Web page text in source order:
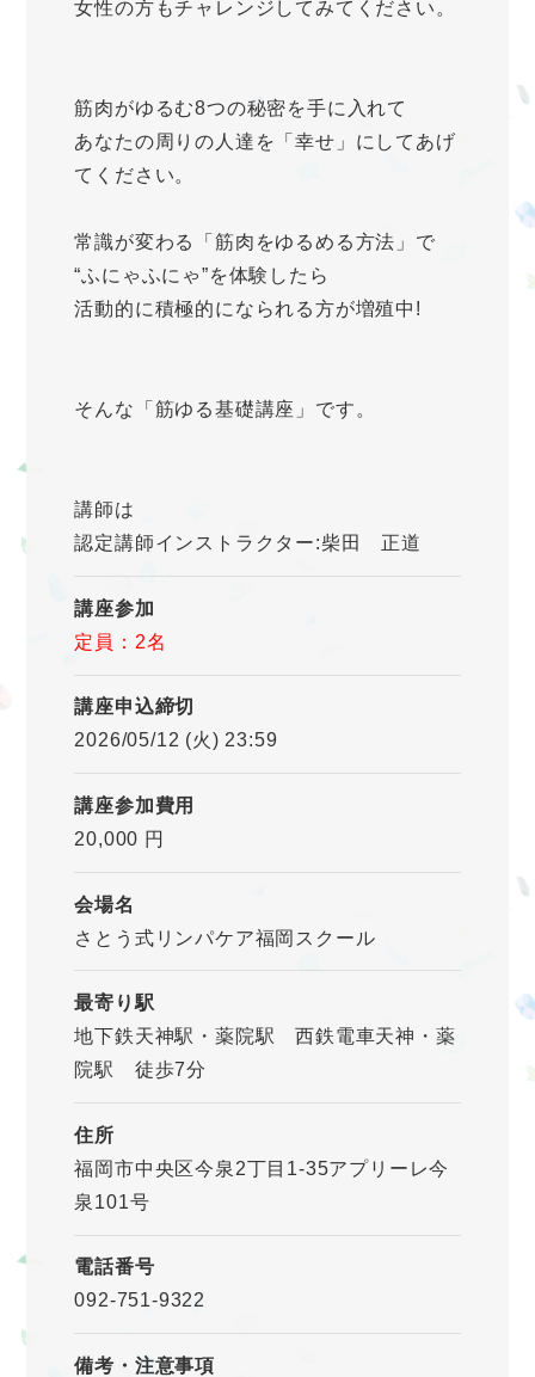
女性の方もチャレンジしてみてください。
筋肉がゆるむ8つの秘密を手に入れて
あなたの周りの人達を「幸せ」にしてあげ
てください。
常識が変わる「筋肉をゆるめる方法」で
“ふにゃふにゃ”を体験したら
活動的に積極的になられる方が増殖中!
そんな「筋ゆる基礎講座」です。
講師は
認定講師インストラクター:柴田 正道
講座参加
定員：2名
講座申込締切
2026/05/12 (火) 23:59
講座参加費用
20,000 円
会場名
さとう式リンパケア福岡スクール
最寄り駅
地下鉄天神駅・薬院駅 西鉄電車天神・薬
院駅 徒歩7分
住所
福岡市中央区今泉2丁目1-35アプリーレ今
泉101号
電話番号
092-751-9322
備考・注意事項